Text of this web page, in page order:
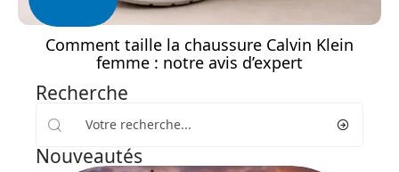
Comment taille la chaussure Calvin Klein
femme : notre avis d’expert
Recherche
Nouveautés